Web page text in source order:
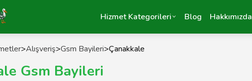
Hizmet Kategorileri Blog Hakkımızda
>Alışveriş>Gsm Bayileri>Çanakkale
Gsm Bayileri